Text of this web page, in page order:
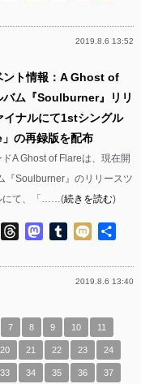
2019.8.6 13:52
ント情報：A Ghost of
ム『Soulburner』リリ
イナルにて1stシングル
の再録版を配布
A Ghost of Flareは、現在開
『Soulburner』のリリースツ
にて、「……(続きを読む)
Line ThreadsMastodon
Tumblr
Mixi
2019.8.6 13:40
7 8 9 10 11
20 21 22 23 24
33 34 35 36 37